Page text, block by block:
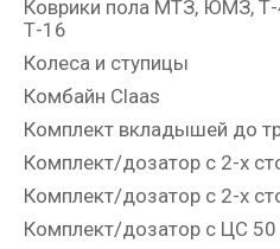
Коврики пола МТЗ, ЮМЗ,
Т-16
Колеса и ступицы
Комбайн Claas
Комплект вкладышей до
Комплект/дозатор с 2-х
Комплект/дозатор с 2-х
Комплект/дозатор с ЦС